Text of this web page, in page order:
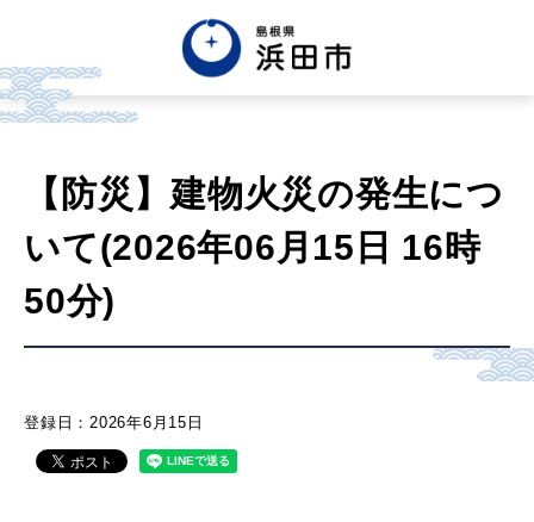
한글 Tiếng việt Tagalog
市政情報
健康・福祉・子育て
【防災】建物火災の発生につ
いて(2026年06月15日 16時
50分)
登録日：2026年6月15日